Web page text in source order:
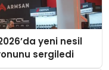
yeni nesil
sergiledi